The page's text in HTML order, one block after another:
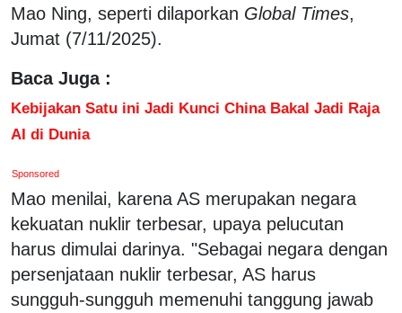
Mao Ning, seperti dilaporkan Global Times,
Jumat (7/11/2025).
Baca Juga :
Kebijakan Satu ini Jadi Kunci China Bakal Jadi Raja
AI di Dunia
Sponsored
Mao menilai, karena AS merupakan negara
kekuatan nuklir terbesar, upaya pelucutan
harus dimulai darinya. "Sebagai negara dengan
persenjataan nuklir terbesar, AS harus
sungguh-sungguh memenuhi tanggung jawab